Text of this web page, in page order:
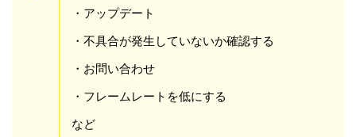
・アップデート
・不具合が発生していないか確認する
・お問い合わせ
・フレームレートを低にする
など